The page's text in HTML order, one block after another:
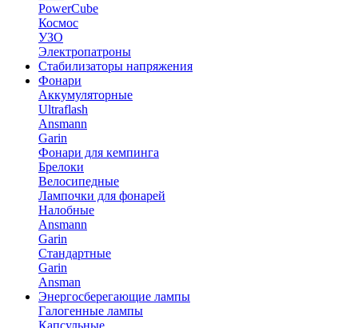
PowerCube
Космос
УЗО
Электропатроны
Стабилизаторы напряжения
Фонари
Аккумуляторные
Ultraflash
Ansmann
Garin
Фонари для кемпинга
Брелоки
Велосипедные
Лампочки для фонарей
Налобные
Ansmann
Garin
Стандартные
Garin
Ansman
Энергосберегающие лампы
Галогенные лампы
Капсульные